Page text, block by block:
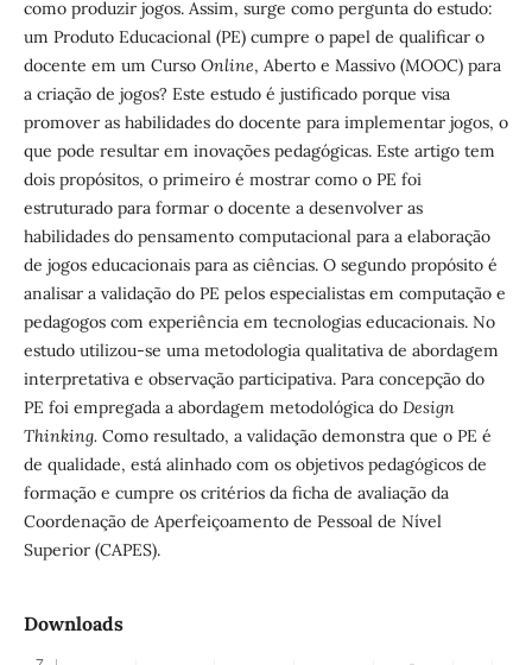
como produzir jogos. Assim, surge como pergunta do estudo:
um Produto Educacional (PE) cumpre o papel de qualificar o
docente em um Curso Online, Aberto e Massivo (MOOC) para
a criação de jogos? Este estudo é justificado porque visa
promover as habilidades do docente para implementar jogos, o
que pode resultar em inovações pedagógicas. Este artigo tem
dois propósitos, o primeiro é mostrar como o PE foi
estruturado para formar o docente a desenvolver as
habilidades do pensamento computacional para a elaboração
de jogos educacionais para as ciências. O segundo propósito é
analisar a validação do PE pelos especialistas em computação e
pedagogos com experiência em tecnologias educacionais. No
estudo utilizou-se uma metodologia qualitativa de abordagem
interpretativa e observação participativa. Para concepção do
PE foi empregada a abordagem metodológica do Design
Thinking. Como resultado, a validação demonstra que o PE é
de qualidade, está alinhado com os objetivos pedagógicos de
formação e cumpre os critérios da ficha de avaliação da
Coordenação de Aperfeiçoamento de Pessoal de Nível
Superior (CAPES).
Downloads